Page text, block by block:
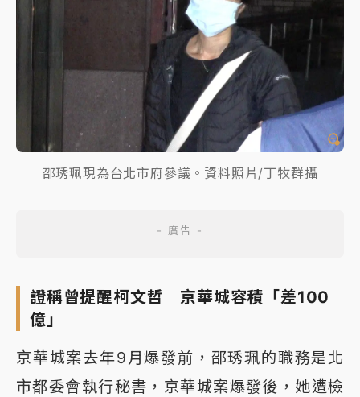
邵琇珮現為台北市府參議。資料照片/丁牧群攝
證稱曾提醒柯文哲 京華城容積「差100
億」
京華城案去年9月爆發前，邵琇珮的職務是北
市都委會執行秘書，京華城案爆發後，她遭檢